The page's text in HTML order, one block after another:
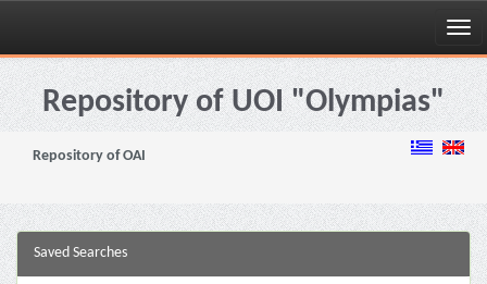
Skip
navigationRepository of UOI "Olympias"
Repository of OAI
Saved Searches